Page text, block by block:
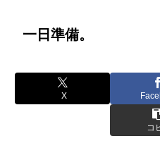
一日準備。
X
コ